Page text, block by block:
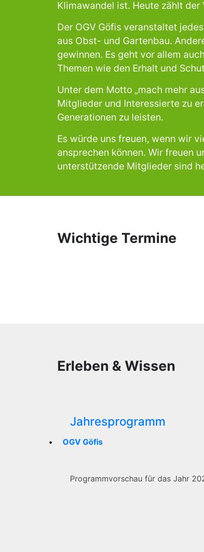
Klimawandel ist. Heute zählt
Der OGV Göfis veranstaltet
aus Obst- und Gartenbau.
gewinnen. Es geht vor allem
Themen wie den Erhalt und
Unter dem Motto „mach mehr
Mitglieder und Interessierte zu
Generationen zu leisten.
Es würde uns freuen, wenn wir
ansprechen können. Wir freuen
unterstützende Mitglieder sind
Wichtige Termine
Erleben & Wissen
Jahresprogramm
OGV Göfis
Programmvorschau für das Jahr